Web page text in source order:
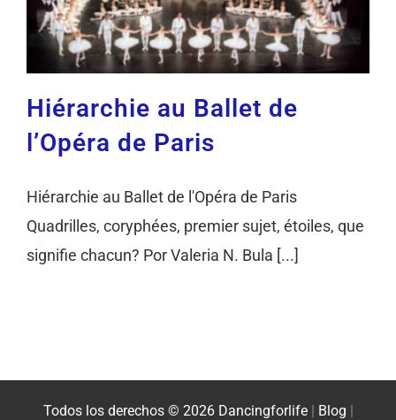
Hiérarchie au Ballet de
l’Opéra de Paris
Hiérarchie au Ballet de l'Opéra de Paris
Quadrilles, coryphées, premier sujet, étoiles, que
signifie chacun? Por Valeria N. Bula [...]
Todos los derechos © 2026 Dancingforlife | Blog |